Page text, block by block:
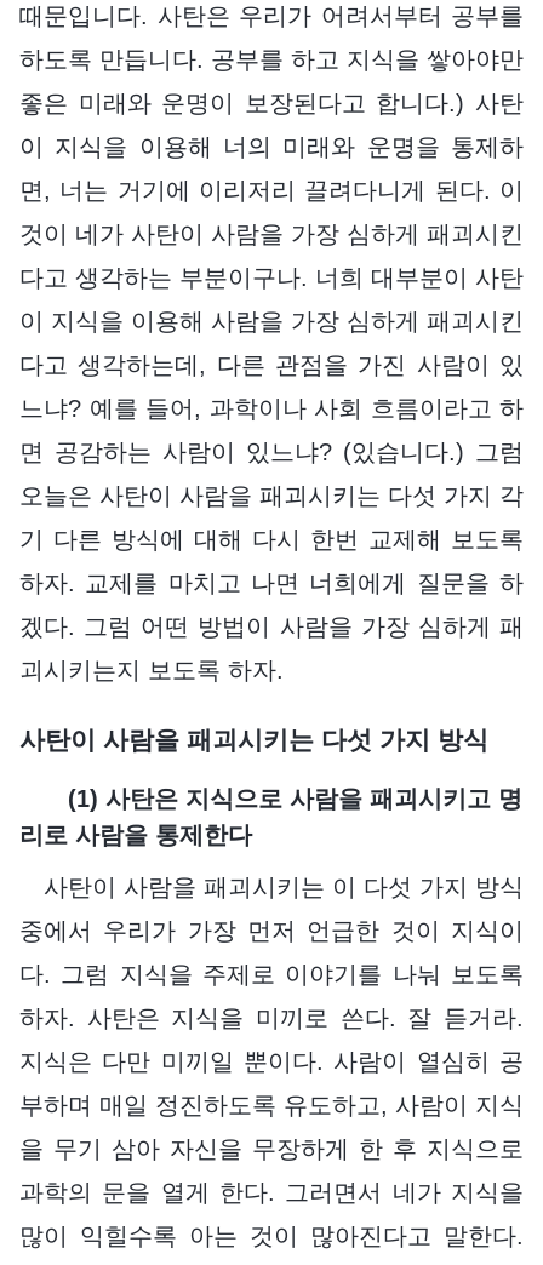
때문입니다. 사탄은 우리가 어려서부터 공부를
하도록 만듭니다. 공부를 하고 지식을 쌓아야만
좋은 미래와 운명이 보장된다고 합니다.) 사탄
이 지식을 이용해 너의 미래와 운명을 통제하
면, 너는 거기에 이리저리 끌려다니게 된다. 이
것이 네가 사탄이 사람을 가장 심하게 패괴시킨
다고 생각하는 부분이구나. 너희 대부분이 사탄
이 지식을 이용해 사람을 가장 심하게 패괴시킨
다고 생각하는데, 다른 관점을 가진 사람이 있
느냐? 예를 들어, 과학이나 사회 흐름이라고 하
면 공감하는 사람이 있느냐? (있습니다.) 그럼
오늘은 사탄이 사람을 패괴시키는 다섯 가지 각
기 다른 방식에 대해 다시 한번 교제해 보도록
하자. 교제를 마치고 나면 너희에게 질문을 하
겠다. 그럼 어떤 방법이 사람을 가장 심하게 패
괴시키는지 보도록 하자.
사탄이 사람을 패괴시키는 다섯 가지 방식
(1) 사탄은 지식으로 사람을 패괴시키고 명
리로 사람을 통제한다
사탄이 사람을 패괴시키는 이 다섯 가지 방식
중에서 우리가 가장 먼저 언급한 것이 지식이
다. 그럼 지식을 주제로 이야기를 나눠 보도록
하자. 사탄은 지식을 미끼로 쓴다. 잘 듣거라.
지식은 다만 미끼일 뿐이다. 사람이 열심히 공
부하며 매일 정진하도록 유도하고, 사람이 지식
을 무기 삼아 자신을 무장하게 한 후 지식으로
과학의 문을 열게 한다. 그러면서 네가 지식을
많이 익힐수록 아는 것이 많아진다고 말한다.